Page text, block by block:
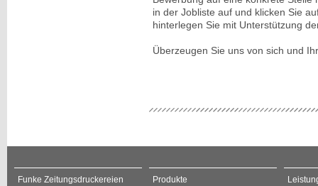
in der Jobliste auf und klicken Sie
hinterlegen Sie mit Unterstützung
Überzeugen Sie uns von sich und
Funke Zeitungsdruckereien
Produkte